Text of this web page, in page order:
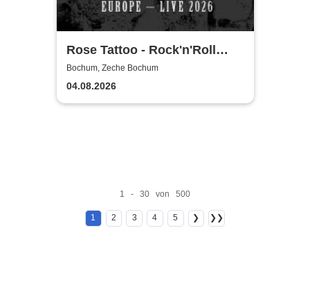
Rose Tattoo - Rock'n'Roll
Outlaws – One Last Ride
Bochum, Zeche Bochum
04.08.2026
1 - 30 von 500
1 2 3 4 5 ❯ ❯❯